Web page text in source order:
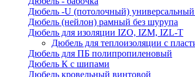
Дюбель -U (потолочный)
Дюбель (нейлон) рамный без шурупа
Дюбель для изоляции IZO, IZM, IZL-T
Дюбель для теплоизоляции с
Дюбель для ПБ полипропиленовый
Дюбель К с шипами
Дюбель кровельный винтовой